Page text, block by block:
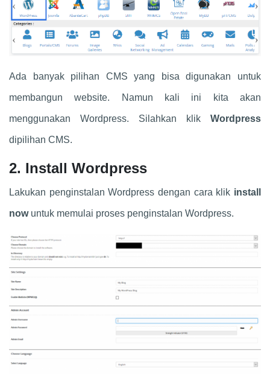
Ada banyak pilihan CMS yang bisa digunakan untuk
membangun website. Namun kali ini kita akan
menggunakan Wordpress. Silahkan klik Wordpress
dipilihan CMS.
2. Install Wordpress
Lakukan penginstalan Wordpress dengan cara klik install
nowuntuk memulai proses penginstalan Wordpress.